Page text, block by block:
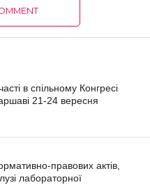
в спільному Конгресі
21-24 вересня
правових актів,
лабораторної